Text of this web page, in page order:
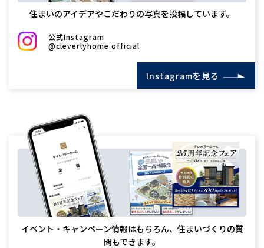
住まいのアイデアやこだわりの写真を投稿しています。
公式Instagram
@cleverlyhome.official
Instagramを見る
イベント・キャンペーン情報はもちろん、住まいづくりの質
問もできます。